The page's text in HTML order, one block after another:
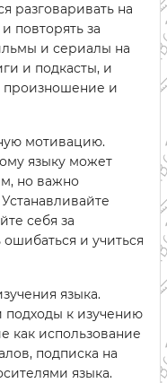
разговаривать на
повторять за
и сериалы на
и подкасты, и
произношение и
мотивацию.
языку может
но важно
себя за
и учиться
языка.
к изучению
как использование
подписка на
языка.